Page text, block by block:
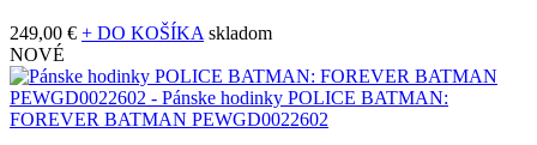
249,00 € + DO KOŠÍKA skladom
NOVÉ